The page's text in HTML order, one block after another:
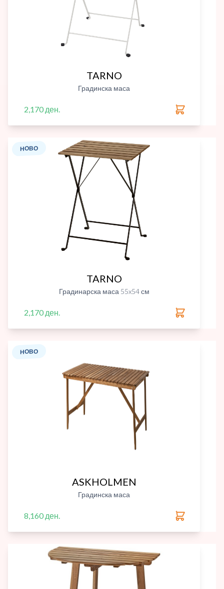
TARNO
Градинска маса
2,170 ден.
НОВО
TARNO
Градинарска маса 55x54 см
2,170 ден.
НОВО
ASKHOLMEN
Градинска маса
8,160 ден.